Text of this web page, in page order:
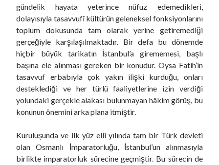
gündelik hayata yeterince nüfuz edemedikleri,
dolayısıyla tasavvufî kültürün geleneksel fonksiyonlarını
toplum dokusunda tam olarak yerine getiremediği
gerçeğiyle karşılaşılmaktadır. Bir defa bu dönemde
hiçbir büyük tarikatın İstanbul’a girememesi, başlı
başına ele alınması gereken bir konudur. Oysa Fatih’in
tasavvuf erbabıyla çok yakın ilişki kurduğu, onları
desteklediği ve her türlü faaliyetlerine izin verdiği
yolundaki gerçekle alakası bulunmayan hâkim görüş, bu
konunun önemini arka plana itmiştir.
Kuruluşunda ve ilk yüz elli yılında tam bir Türk devleti
olan Osmanlı İmparatorluğu, İstanbul’un alınmasıyla
birlikte imparatorluk sürecine geçmiştir. Bu sürecin de